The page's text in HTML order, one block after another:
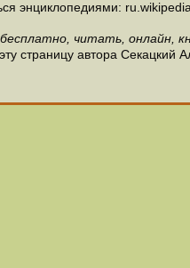
энциклопедиями:
читать, онлайн,
страницу автора Секацкий